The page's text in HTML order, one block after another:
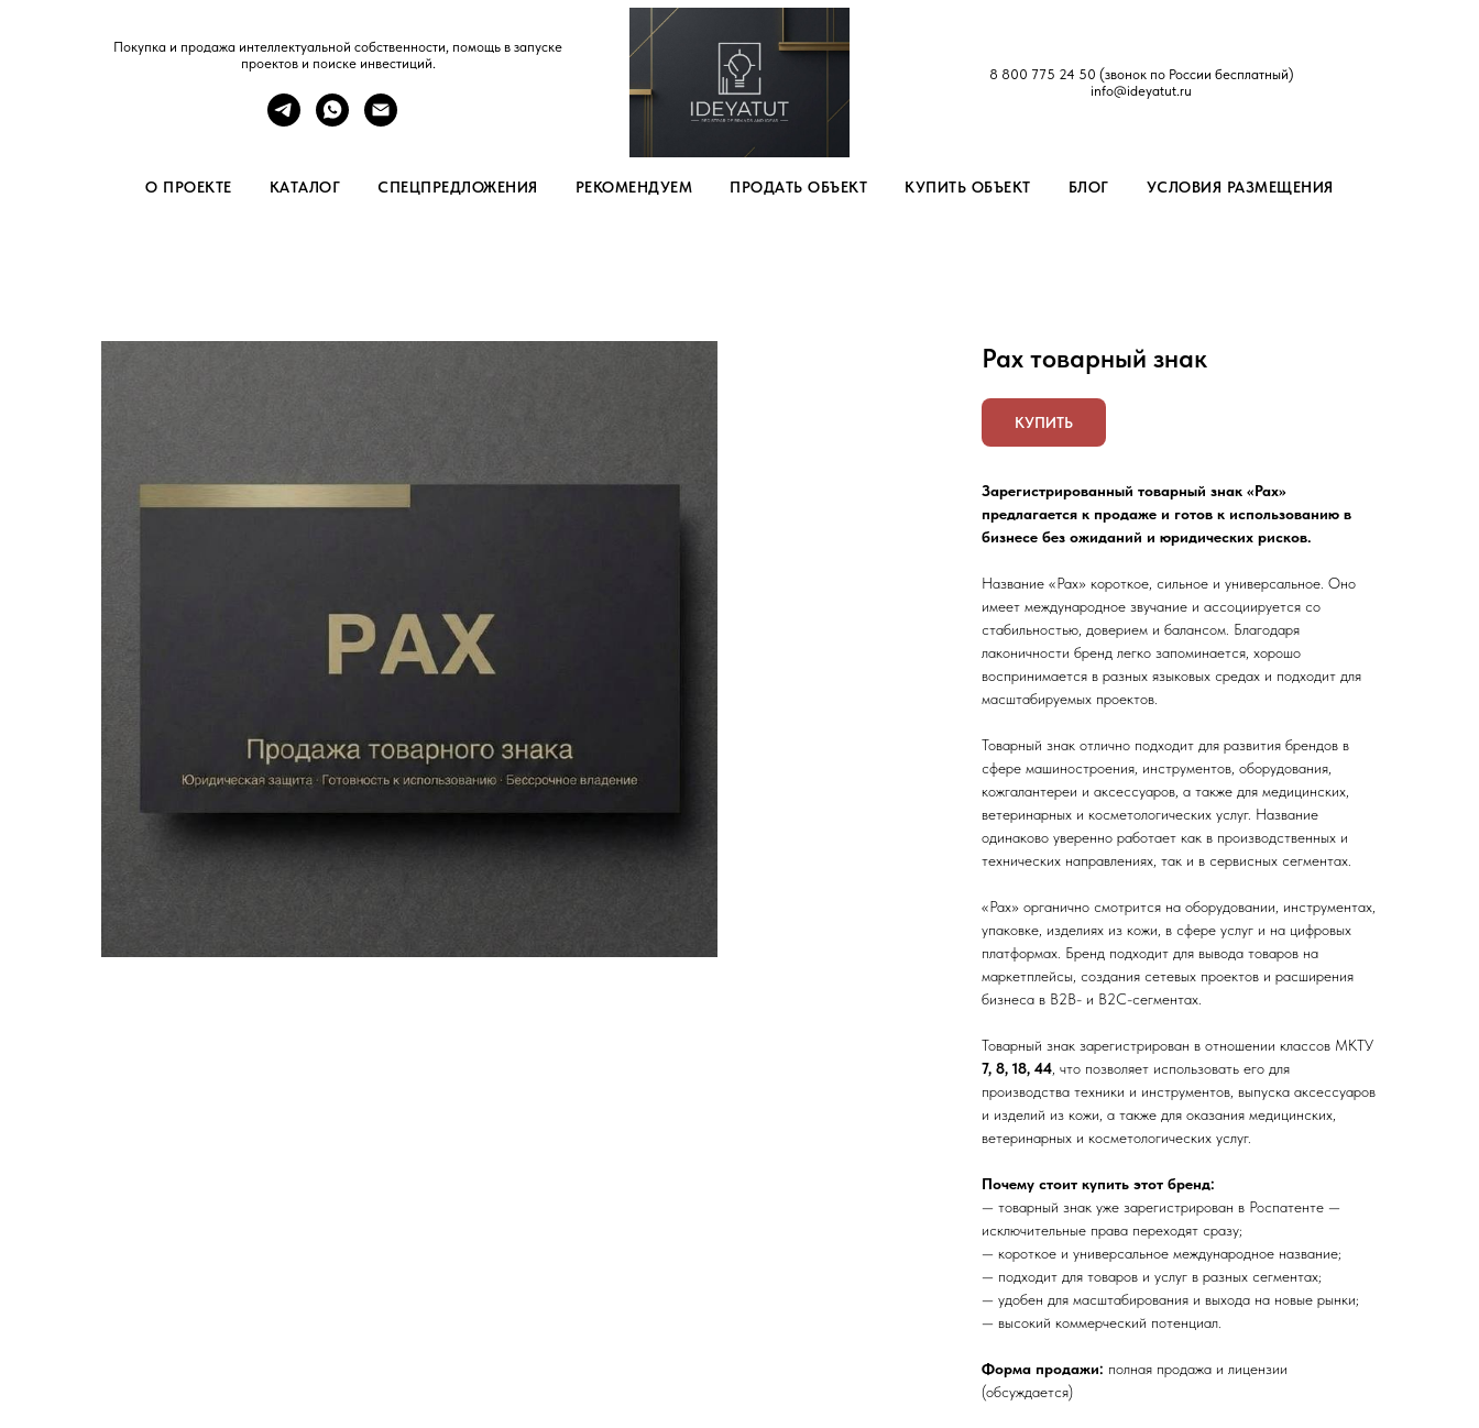
Покупка и продажа интеллектуальной собственности, помощь в запуске
проектов и поиске инвестиций.
8 800 775 24 50 (звонок по России бесплатный)
info@ideyatut.ru
О ПРОЕКТЕ КАТАЛОГ СПЕЦПРЕДЛОЖЕНИЯ РЕКОМЕНДУЕМ ПРОДАТЬ ОБЪЕКТ КУПИТЬ ОБЪЕКТ БЛОГ УСЛОВИЯ РАЗМЕЩЕНИЯ
Pax товарный знак
КУПИТЬ
Зарегистрированный товарный знак «Pax»
предлагается к продаже и готов к использованию в
бизнесе без ожиданий и юридических рисков.
Название «Pax» короткое, сильное и универсальное. Оно
имеет международное звучание и ассоциируется со
стабильностью, доверием и балансом. Благодаря
лаконичности бренд легко запоминается, хорошо
воспринимается в разных языковых средах и подходит для
масштабируемых проектов.
Товарный знак отлично подходит для развития брендов в
сфере машиностроения, инструментов, оборудования,
кожгалантереи и аксессуаров, а также для медицинских,
ветеринарных и косметологических услуг. Название
одинаково уверенно работает как в производственных и
технических направлениях, так и в сервисных сегментах.
«Pax» органично смотрится на оборудовании, инструментах,
упаковке, изделиях из кожи, в сфере услуг и на цифровых
платформах. Бренд подходит для вывода товаров на
маркетплейсы, создания сетевых проектов и расширения
бизнеса в B2B- и B2C-сегментах.
Товарный знак зарегистрирован в отношении классов МКТУ
7, 8, 18, 44, что позволяет использовать его для
производства техники и инструментов, выпуска аксессуаров
и изделий из кожи, а также для оказания медицинских,
ветеринарных и косметологических услуг.
Почему стоит купить этот бренд:
— товарный знак уже зарегистрирован в Роспатенте —
исключительные права переходят сразу;
— короткое и универсальное международное название;
— подходит для товаров и услуг в разных сегментах;
— удобен для масштабирования и выхода на новые рынки;
— высокий коммерческий потенциал.
Форма продажи: полная продажа и лицензии
(обсуждается)